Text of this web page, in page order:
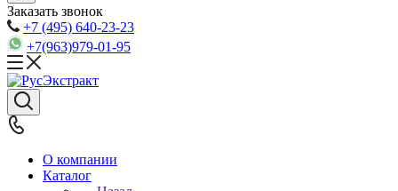
Заказать звонок
+7 (495) 640-23-23
+7(963)979-01-95
О компании
Каталог